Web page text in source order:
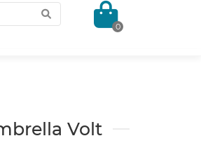
0
Volt